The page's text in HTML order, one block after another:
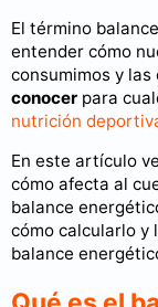
El término
entender cómo
consumimos y las
conocer para
nutrición
En este artículo
cómo afecta al
balance
cómo calcularlo y
balance